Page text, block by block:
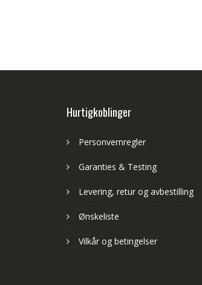
Hurtigkoblinger
Personvernregler
Garanties & Testing
Levering, retur og avbestilling
Ønskeliste
Vilkår og betingelser